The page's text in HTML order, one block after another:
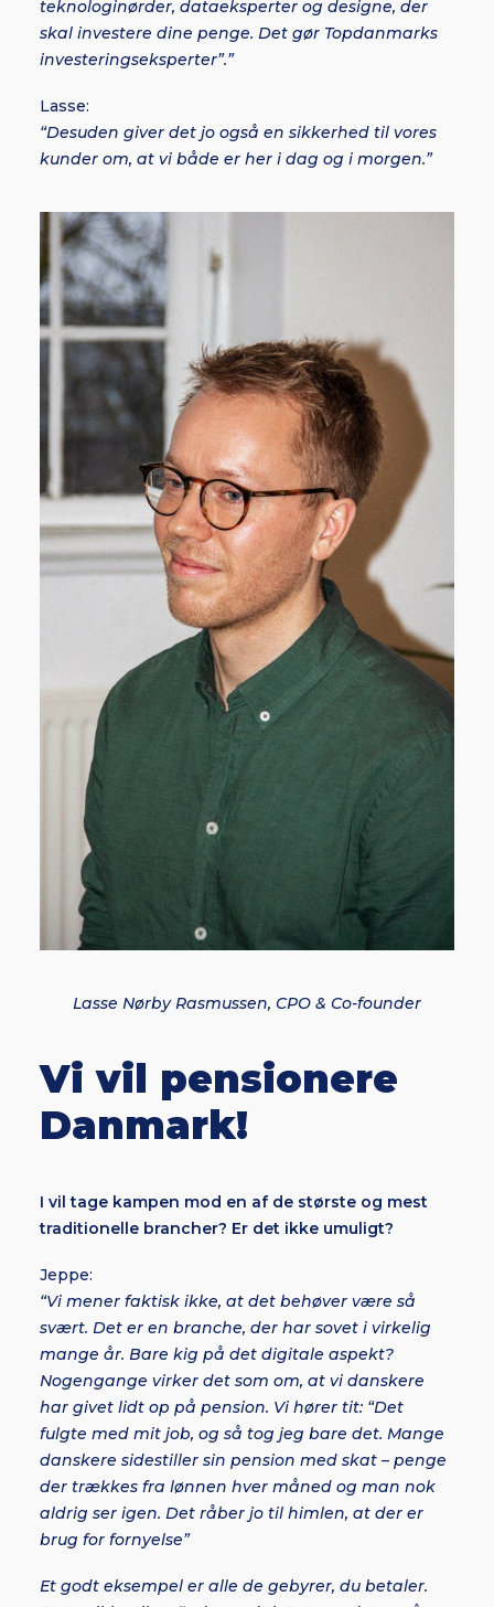
teknologinørder, dataeksperter og designe, der
skal investere dine penge. Det gør Topdanmarks
investeringseksperter”.”
Lasse:
“Desuden giver det jo også en sikkerhed til vores
kunder om, at vi både er her i dag og i morgen.”
Lasse Nørby Rasmussen, CPO & Co-founder
Vi vil pensionere
Danmark!
I vil tage kampen mod en af de største og mest
traditionelle brancher? Er det ikke umuligt?
Jeppe:
“Vi mener faktisk ikke, at det behøver være så
svært. Det er en branche, der har sovet i virkelig
mange år. Bare kig på det digitale aspekt?
Nogengange virker det som om, at vi danskere
har givet lidt op på pension. Vi hører tit: “Det
fulgte med mit job, og så tog jeg bare det. Mange
danskere sidestiller sin pension med skat – penge
der trækkes fra lønnen hver måned og man nok
aldrig ser igen. Det råber jo til himlen, at der er
brug for fornyelse”
Et godt eksempel er alle de gebyrer, du betaler.